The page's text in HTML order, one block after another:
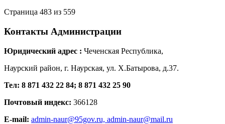
Страница 483 из 559
Контакты Администрации
Юридический адрес : Чеченская Республика,
Наурский район, г. Наурская, ул. Х.Батырова, д.37.
Тел: 8 871 432 22 84; 8 871 432 25 90
Почтовый индекс: 366128
E-mail: admin-naur@95gov.ru, admin-naur@mail.ru